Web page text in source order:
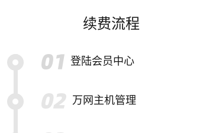
续费流程
登陆会员中心
万网主机管理